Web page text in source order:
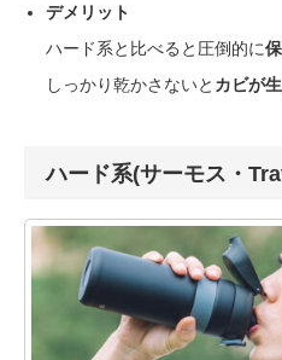
デメリット
ハード系と比べると圧倒的に
しっかり乾かさないと カビが
ハード系(サーモス・